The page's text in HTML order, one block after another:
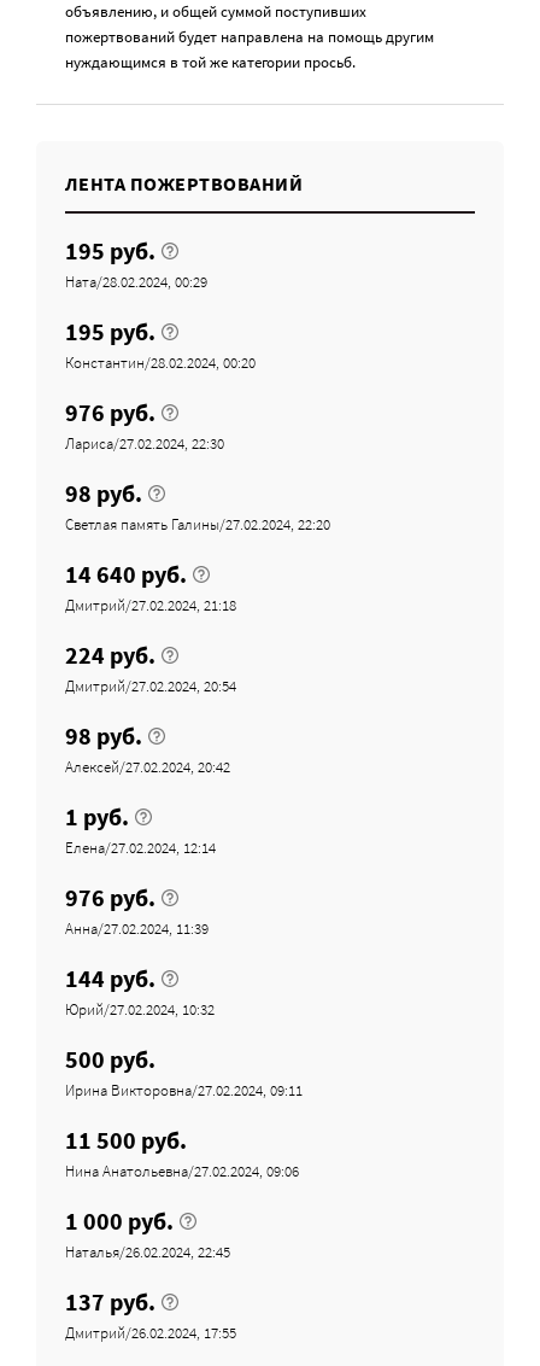
объявлению, и общей суммой поступивших
пожертвований будет направлена на помощь другим
нуждающимся в той же категории просьб.
ЛЕНТА ПОЖЕРТВОВАНИЙ
195 руб.
Ната/28.02.2024, 00:29
195 руб.
Константин/28.02.2024, 00:20
976 руб.
Лариса/27.02.2024, 22:30
98 руб.
Светлая память Галины/27.02.2024, 22:20
14 640 руб.
Дмитрий/27.02.2024, 21:18
224 руб.
Дмитрий/27.02.2024, 20:54
98 руб.
Алексей/27.02.2024, 20:42
1 руб.
Елена/27.02.2024, 12:14
976 руб.
Анна/27.02.2024, 11:39
144 руб.
Юрий/27.02.2024, 10:32
500 руб.
Ирина Викторовна/27.02.2024, 09:11
11 500 руб.
Нина Анатольевна/27.02.2024, 09:06
1 000 руб.
Наталья/26.02.2024, 22:45
137 руб.
Дмитрий/26.02.2024, 17:55